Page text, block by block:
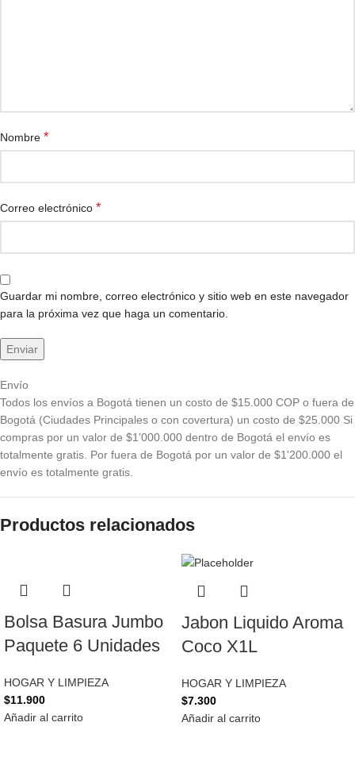
Nombre *
Correo electrónico *
Guardar mi nombre, correo electrónico y sitio web en este navegador
para la próxima vez que haga un comentario.
Envío
Todos los envíos a Bogotá tienen un costo de $15.000 COP o fuera de
Bogotá (Ciudades Principales o con covertura) un costo de $25.000 Si
compras por un valor de $1'000.000 dentro de Bogotá el envío es
totalmente gratis. Por fuera de Bogotá por un valor de $1'200.000 el
envío es totalmente gratis.
Productos relacionados
Bolsa Basura Jumbo
Paquete 6 Unidades
HOGAR Y LIMPIEZA
$11.900
Añadir al carrito
Jabon Liquido Aroma
Coco X1L
HOGAR Y LIMPIEZA
$7.300
Añadir al carrito